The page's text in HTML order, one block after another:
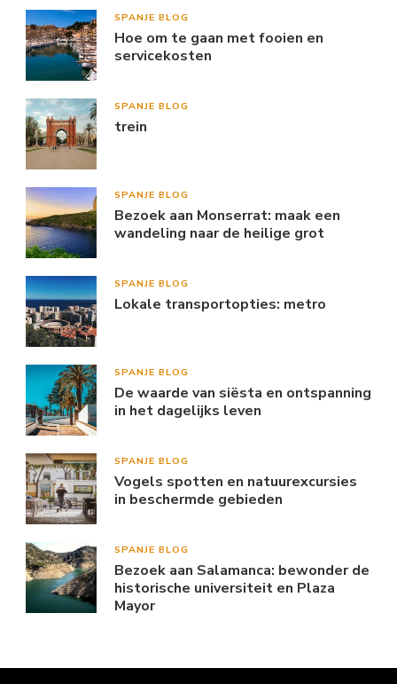
SPANJE BLOG
Hoe om te gaan met fooien en
servicekosten
SPANJE BLOG
trein
SPANJE BLOG
Bezoek aan Monserrat: maak een
wandeling naar de heilige grot
SPANJE BLOG
Lokale transportopties: metro
SPANJE BLOG
De waarde van siësta en ontspanning
in het dagelijks leven
SPANJE BLOG
Vogels spotten en natuurexcursies
in beschermde gebieden
SPANJE BLOG
Bezoek aan Salamanca: bewonder de
historische universiteit en Plaza
Mayor